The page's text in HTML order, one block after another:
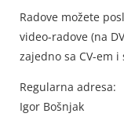
Radove možete
video-radove (na
zajedno sa CV-em
Regularna adresa:
Igor Bošnjak